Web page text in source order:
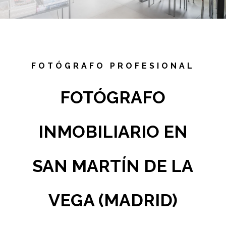
FOTÓGRAFO PROFESIONAL
FOTÓGRAFO
INMOBILIARIO EN
SAN MARTÍN DE LA
VEGA (MADRID)